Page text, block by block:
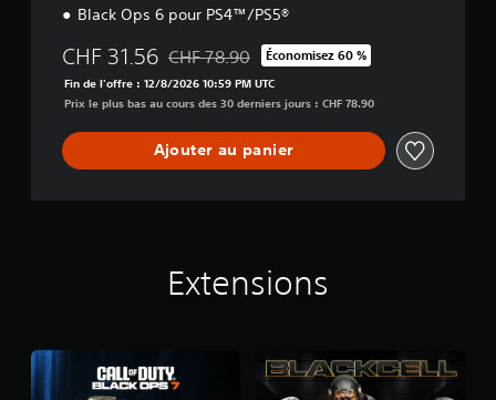
Black Ops 6 pour PS4™/PS5®
CHF 31.56 Remise par rapport au prix d'origine de CHF
CHF 78.90 Économisez 60 %
Fin de l'offre : 12/8/2026 10:59 PM UTC
Prix le plus bas au cours des 30 derniers jours : CHF 78.90
Ajouter au panier
Extensions